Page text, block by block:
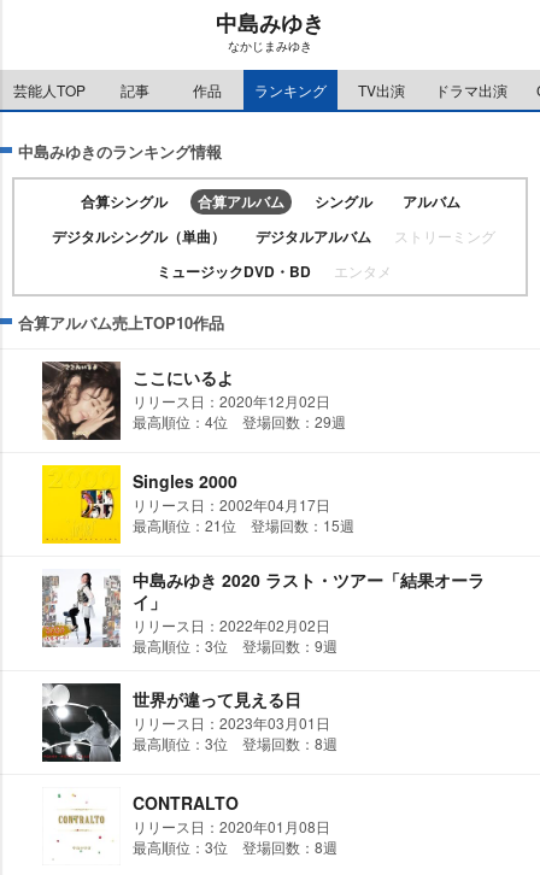
u
t
中島みゆき
なかじまみゆき
芸能人TOP 記事 作品 ランキング TV出演 ドラマ出演
中島みゆきのランキング情報
合算シングル 合算アルバム シングル
アルバム
デジタルシングル（単曲）
デジタルアルバム ストリーミング
ミュージックDVD・BD エンタメ
合算アルバム売上TOP10作品
ここにいるよ
リリース日：2020年12月02日
最高順位：4位 登場回数：29週
Singles 2000
リリース日：2002年04月17日
最高順位：21位 登場回数：15週
中島みゆき 2020 ラスト・ツアー「結果オーラ
イ」
リリース日：2022年02月02日
最高順位：3位 登場回数：9週
世界が違って見える日
リリース日：2023年03月01日
最高順位：3位 登場回数：8週
CONTRALTO
リリース日：2020年01月08日
最高順位：3位 登場回数：8週